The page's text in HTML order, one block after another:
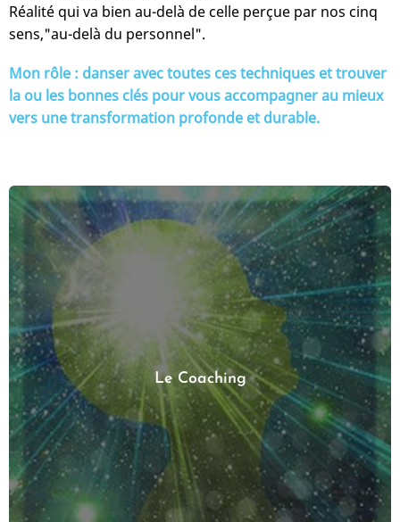
Réalité qui va bien au-delà de celle perçue par nos cinq
sens,"au-delà du personnel".
Mon rôle : danser avec toutes ces techniques et trouver
la ou les bonnes clés pour vous accompagner au mieux
vers une transformation profonde et durable.
Le Coaching